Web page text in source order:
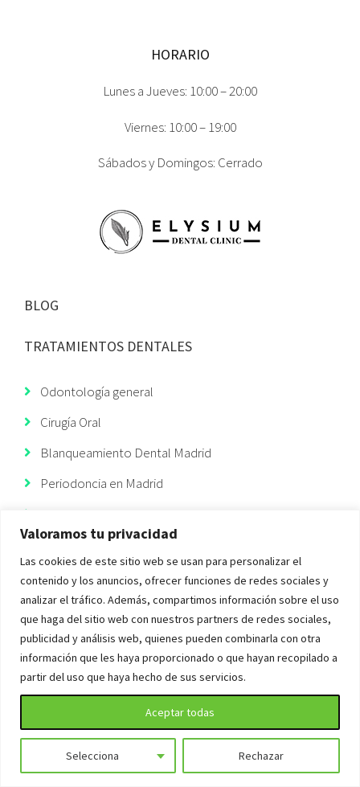
Valoramos tu privacidad
Las cookies de este sitio web se usan para personalizar el
contenido y los anuncios, ofrecer funciones de redes sociales y
analizar el tráfico. Además, compartimos información sobre el uso
que haga del sitio web con nuestros partners de redes sociales,
publicidad y análisis web, quienes pueden combinarla con otra
información que les haya proporcionado o que hayan recopilado a
partir del uso que haya hecho de sus servicios.
Selecciona Rechazar
Aceptar todas
HORARIO
Lunes a Jueves: 10:00 – 20:00
Viernes: 10:00 – 19:00
Sábados y Domingos: Cerrado
BLOG
TRATAMIENTOS DENTALES
Odontología general
Cirugía Oral
Blanqueamiento Dental Madrid
Periodoncia en Madrid
Endodoncia en Madrid
Carillas Dentales en Madrid
Coronas Dentales en Madrid
Ortodoncia en Madrid
Ortodoncia Invisible
Implantes Dentales Madrid